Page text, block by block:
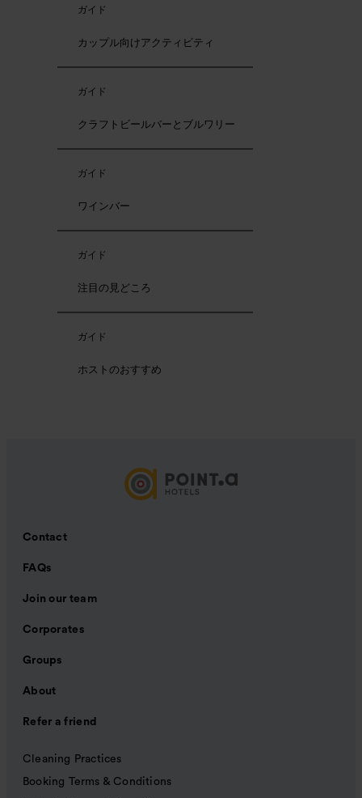
ガイド
カップル向けアクティビティ
ガイド
クラフトビールバーとブルワリー
ガイド
ワインバー
ガイド
注目の見どころ
ガイド
ホストのおすすめ
Contact
FAQs
Join our team
Corporates
Groups
About
Refer a friend
Cleaning Practices
Booking Terms & Conditions